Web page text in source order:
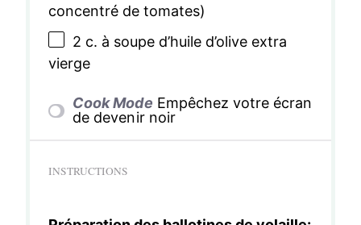
concentré de tomates)
2 c. à soupe d’huile d’olive extra
vierge
Cook Mode Empêchez votre écran
de devenir noir
INSTRUCTIONS